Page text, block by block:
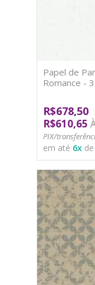
Papel de
Romance -
R$678,50
R$610,65
PIX/
em até 6x de